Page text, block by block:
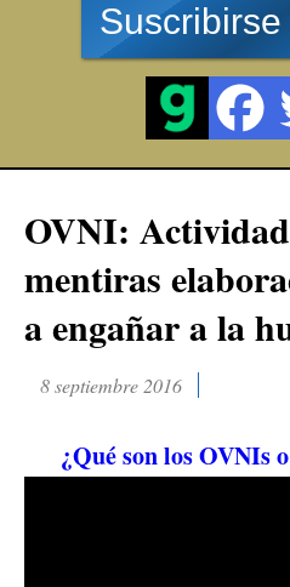
OVNI:
mentiras
a engañar a la
8 septiembre 2016
¿Qué son los OVNIs